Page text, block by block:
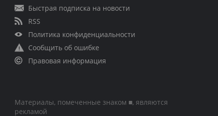
Быстрая подписка на новости
RSS
Политика конфиденциальности
Сообщить об ошибке
Правовая информация
Материалы, помеченные знаком ■, являются
рекламой